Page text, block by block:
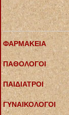
ΦΑΡΜΑΚΕΙΑ
ΠΑΘΟΛΟΓΟΙ
ΠΑΙΔΙΑΤΡΟΙ
ΓΥΝΑΙΚΟΛΟΓΟΙ